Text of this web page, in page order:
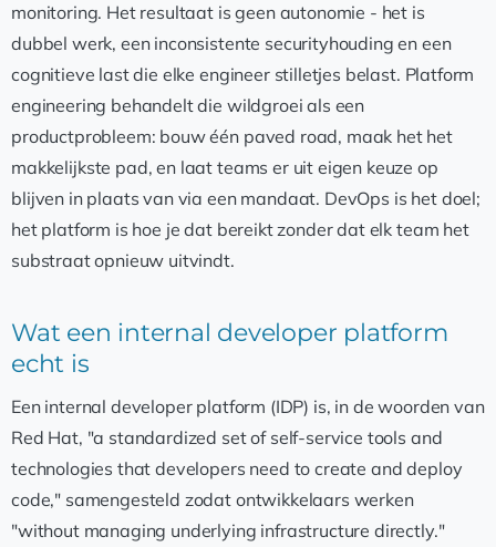
monitoring. Het resultaat is geen autonomie - het is
dubbel werk, een inconsistente securityhouding en een
cognitieve last die elke engineer stilletjes belast. Platform
engineering behandelt die wildgroei als een
productprobleem: bouw één paved road, maak het het
makkelijkste pad, en laat teams er uit eigen keuze op
blijven in plaats van via een mandaat. DevOps is het doel;
het platform is hoe je dat bereikt zonder dat elk team het
substraat opnieuw uitvindt.
Wat een internal developer platform
echt is
Een internal developer platform (IDP) is, in de woorden van
Red Hat, "a standardized set of self-service tools and
technologies that developers need to create and deploy
code," samengesteld zodat ontwikkelaars werken
"without managing underlying infrastructure directly."